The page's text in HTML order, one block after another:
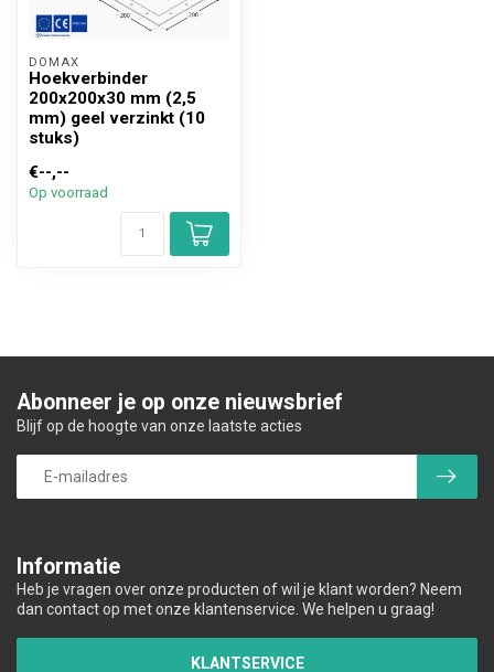
DOMAX
Hoekverbinder
200x200x30 mm (2,5
mm) geel verzinkt (10
stuks)
€--,--
Op voorraad
Informatie
Heb je vragen over onze producten of wil je klant worden? Neem
dan contact op met onze klantenservice. We helpen u graag!
KLANTSERVICE
Abonneer je op onze nieuwsbrief
Blijf op de hoogte van onze laatste acties